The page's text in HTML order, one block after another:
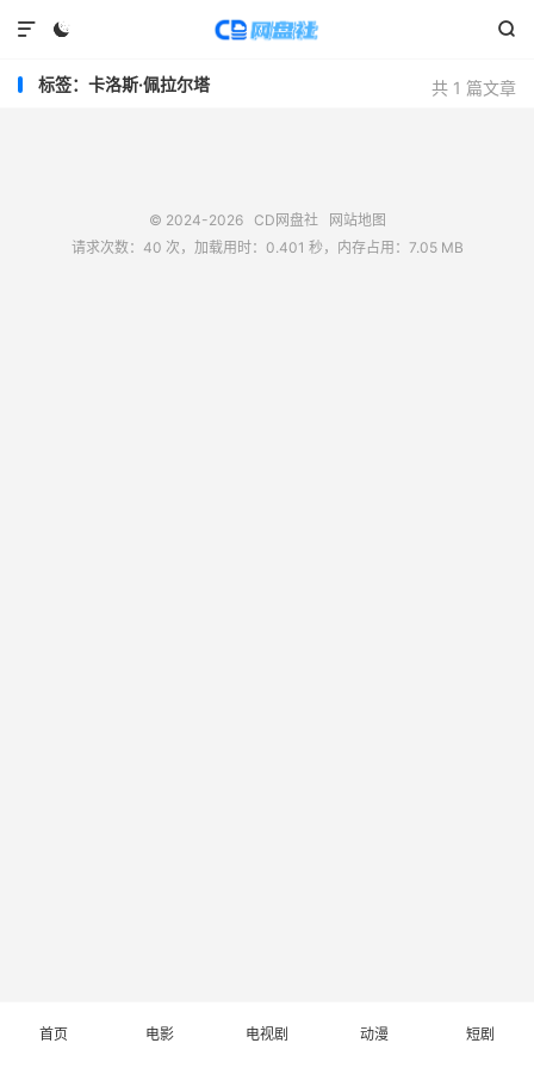
 

共 1 篇文章
标签：卡洛斯·佩拉尔塔
© 2024-2026 CD网盘社
网站地图
请求次数：40 次，加载用时：0.401 秒，内存占用：7.05 MB
首页 电影 电视剧 动漫 短剧